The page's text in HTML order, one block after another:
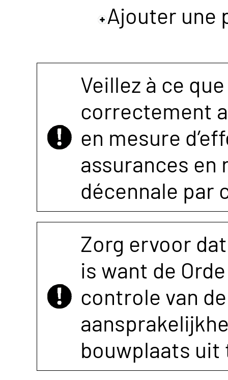
Ajouter une
Veillez à ce
correctement
en mesure
assurances
décennale par
Zorg ervoor
is want de
controle van
bouwplaats uit